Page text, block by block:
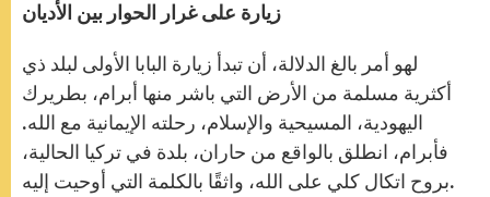
زيارة على غرار الحوار بين الأديان
لهو أمر بالغ الدلالة، أن تبدأ زيارة البابا الأولى لبلد ذي
أكثرية مسلمة من الأرض التي باشر منها أبرام، بطريرك
اليهودية، المسيحية والإسلام، رحلته الإيمانية مع الله.
فأبرام، انطلق بالواقع من حاران، بلدة في تركيا الحالية،
بروح اتكال كلي على الله، واثقًا بالكلمة التي أوحيت إليه.